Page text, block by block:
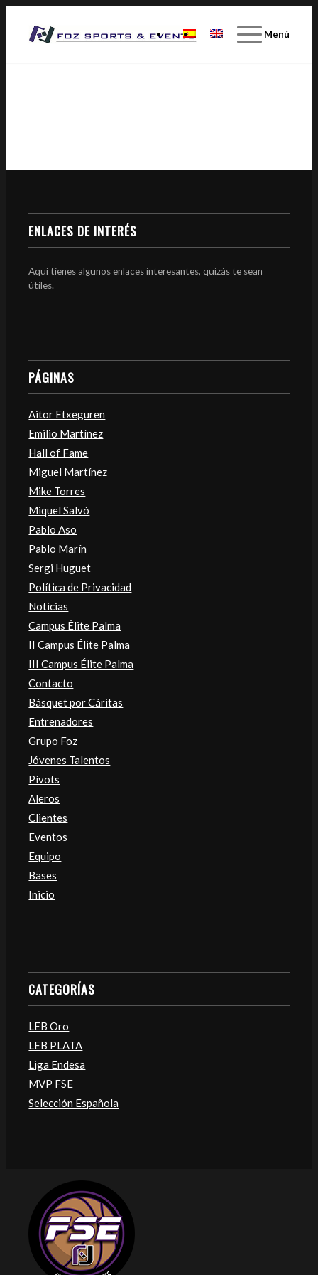
Menú
ENLACES DE INTERÉS
Aquí tienes algunos enlaces interesantes, quizás te sean
útiles.
PÁGINAS
Aitor Etxeguren
Emilio Martínez
Hall of Fame
Miguel Martínez
Mike Torres
Miquel Salvó
Pablo Aso
Pablo Marín
Sergi Huguet
Política de Privacidad
Noticias
Campus Élite Palma
II Campus Élite Palma
III Campus Élite Palma
Contacto
Básquet por Cáritas
Entrenadores
Grupo Foz
Jóvenes Talentos
Pívots
Aleros
Clientes
Eventos
Equipo
Bases
Inicio
CATEGORÍAS
LEB Oro
LEB PLATA
Liga Endesa
MVP FSE
Selección Española